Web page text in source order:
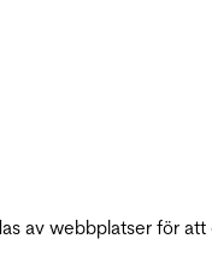
av webbplatser för att